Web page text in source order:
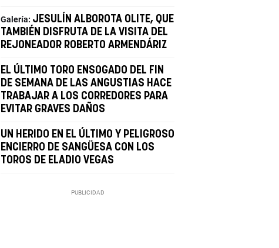
Galería: JESULÍN ALBOROTA OLITE, QUE
TAMBIÉN DISFRUTA DE LA VISITA DEL
REJONEADOR ROBERTO ARMENDÁRIZ
EL ÚLTIMO TORO ENSOGADO DEL FIN
DE SEMANA DE LAS ANGUSTIAS HACE
TRABAJAR A LOS CORREDORES PARA
EVITAR GRAVES DAÑOS
UN HERIDO EN EL ÚLTIMO Y PELIGROSO
ENCIERRO DE SANGÜESA CON LOS
TOROS DE ELADIO VEGAS